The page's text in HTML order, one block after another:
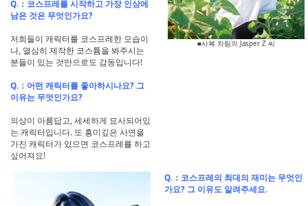
Q.：코스프레를 시작하고 가장 인상에
남은 것은 무엇인가요?
저희들이 캐릭터를 코스프레한 모습이
나, 열심히 제작한 코스튬을 봐주시는
분들이 있는 것만으로도 감동입니다!
Q.：어떤 캐릭터를 좋아하시나요? 그
이유는 무엇인가요?
의상이 아름답고, 세세하게 묘사되어있
는 캐릭터입니다. 또 흥미깊은 사연을
가진 캐릭터가 있으면 코스프레를 하고
싶어져요!
■사복 차림의 Jasper Z 씨
Q.：코스프레의 최대의 재미는 무엇인
가요? 그 이유도 알려주세요.